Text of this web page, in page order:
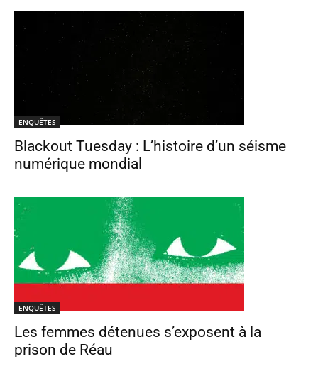
ENQUÊTES
Blackout Tuesday : L’histoire d’un séisme
numérique mondial
ENQUÊTES
Les femmes détenues s’exposent à la
prison de Réau